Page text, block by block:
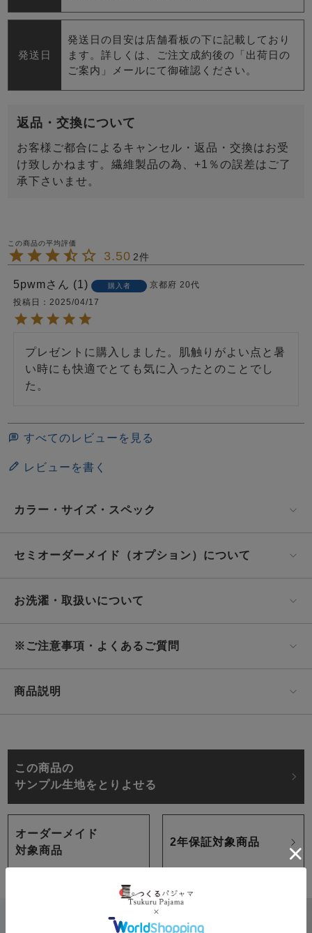
発送日
発送日の目安は店舗看板の下に記載しており
ます。詳しくは、ご注文成約後の「出荷日の
ご案内」メールにて御確認ください。
返品・交換について
お客様ご都合によるキャンセル・返品・交換はお受
け致しかねます。繊維製品の為、+1％の誤差はご了
承下さいませ。
3.50 2
5pwm 1 購入者 京都府 20代
投稿日
2025/04/17
プレゼントに購入しました。肌触りがよい点と暑
い時にも快適でとても気に入ったとのことでし
た。
すべてのレビューを見る
レビューを書く
カラー・サイズ・スペック
セミオーダーメイド（オプション）について
お洗濯・取扱いについて
※ご注意事項・よくあるご質問
商品説明
この商品の
サンプル生地をとりよせる
オーダーメイド
対象商品
2年保証対象商品